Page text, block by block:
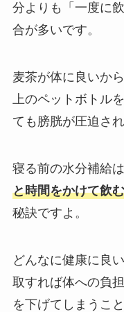
分よりも「一度に
合が多いです。
麦茶が体に良いか
上のペットボトル
ても膀胱が圧迫さ
寝る前の水分補給は
と時間をかけて飲む
秘訣ですよ。
どんなに健康に良
取すれば体への負
を下げてしまうこ